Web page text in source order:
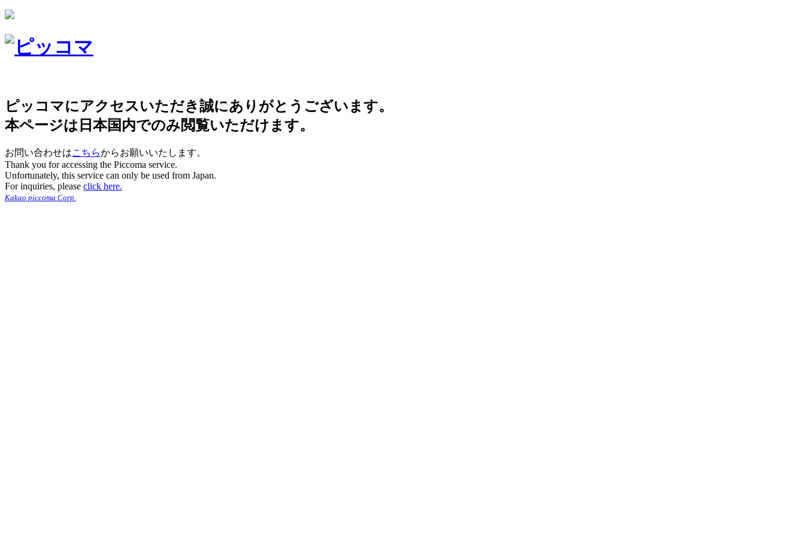
ピッコマにアクセスいただき誠にありがとうございます。
本ページは日本国内でのみ閲覧いただけます。
お問い合わせはこちらからお願いいたします。
Thank you for accessing the Piccoma service.
Unfortunately, this service can only be used from Japan.
For inquiries, please click here.
Kakao piccoma Corp.